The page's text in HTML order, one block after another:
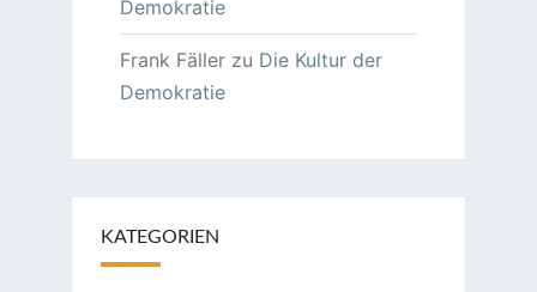
Demokratie
Frank Fällerzu Die Kultur der
Demokratie
KATEGORIEN